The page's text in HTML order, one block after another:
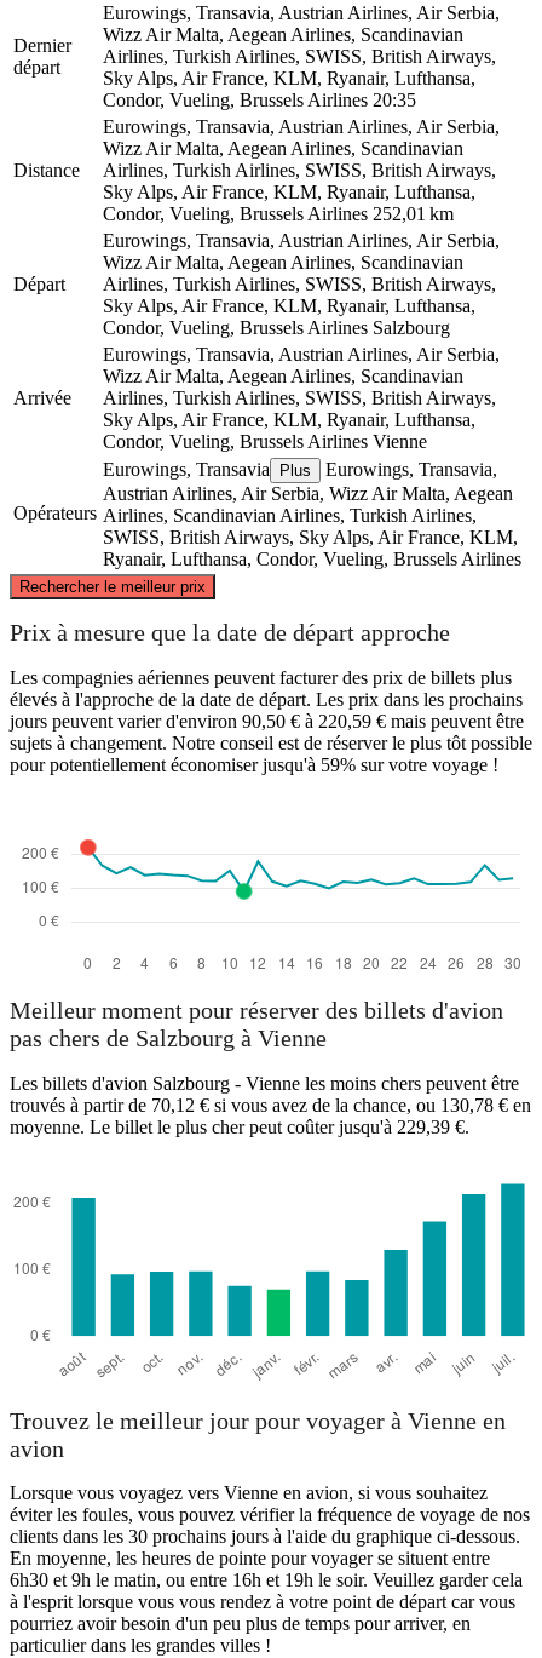
Dernier
départ
Eurowings, Transavia, Austrian Airlines, Air Serbia,
Wizz Air Malta, Aegean Airlines, Scandinavian
Airlines, Turkish Airlines, SWISS, British Airways,
Sky Alps, Air France, KLM, Ryanair, Lufthansa,
Condor, Vueling, Brussels Airlines 20:35
Distance
Eurowings, Transavia, Austrian Airlines, Air Serbia,
Wizz Air Malta, Aegean Airlines, Scandinavian
Airlines, Turkish Airlines, SWISS, British Airways,
Sky Alps, Air France, KLM, Ryanair, Lufthansa,
Condor, Vueling, Brussels Airlines 252,01 km
Départ
Eurowings, Transavia, Austrian Airlines, Air Serbia,
Wizz Air Malta, Aegean Airlines, Scandinavian
Airlines, Turkish Airlines, SWISS, British Airways,
Sky Alps, Air France, KLM, Ryanair, Lufthansa,
Condor, Vueling, Brussels Airlines Salzbourg
Arrivée
Eurowings, Transavia, Austrian Airlines, Air Serbia,
Wizz Air Malta, Aegean Airlines, Scandinavian
Airlines, Turkish Airlines, SWISS, British Airways,
Sky Alps, Air France, KLM, Ryanair, Lufthansa,
Condor, Vueling, Brussels Airlines Vienne
Opérateurs
Eurowings, Transavia Plus
Eurowings, Transavia,
Austrian Airlines, Air Serbia, Wizz Air Malta, Aegean
Airlines, Scandinavian Airlines, Turkish Airlines,
SWISS, British Airways, Sky Alps, Air France, KLM,
Ryanair, Lufthansa, Condor, Vueling, Brussels Airlines
Rechercher le meilleur prix
Salzburg
Vienna
©CARTO, ©OpenStreetMapcontributors
Prix à mesure que la date de départ approche
Les compagnies aériennes peuvent facturer des prix de billets plus
élevés à l'approche de la date de départ. Les prix dans les prochains
jours peuvent varier d'environ 90,50 € à 220,59 € mais peuvent être
sujets à changement. Notre conseil est de réserver le plus tôt possible
pour potentiellement économiser jusqu'à 59% sur votre voyage !
Meilleur moment pour réserver des billets d'avion
pas chers de Salzbourg à Vienne
Les billets d'avion Salzbourg - Vienne les moins chers peuvent être
trouvés à partir de 70,12 € si vous avez de la chance, ou 130,78 € en
moyenne. Le billet le plus cher peut coûter jusqu'à 229,39 €.
Trouvez le meilleur jour pour voyager à Vienne en
avion
Lorsque vous voyagez vers Vienne en avion, si vous souhaitez
éviter les foules, vous pouvez vérifier la fréquence de voyage de nos
clients dans les 30 prochains jours à l'aide du graphique ci-dessous.
En moyenne, les heures de pointe pour voyager se situent entre
6h30 et 9h le matin, ou entre 16h et 19h le soir. Veuillez garder cela
à l'esprit lorsque vous vous rendez à votre point de départ car vous
pourriez avoir besoin d'un peu plus de temps pour arriver, en
particulier dans les grandes villes !